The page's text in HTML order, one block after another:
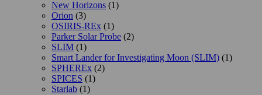
New Horizons (1)
Orion (3)
OSIRIS-REx (1)
Parker Solar Probe (2)
SLIM (1)
Smart Lander for Investigating Moon (SLIM) (1)
SPHEREx (2)
SPICES (1)
Starlab (1)